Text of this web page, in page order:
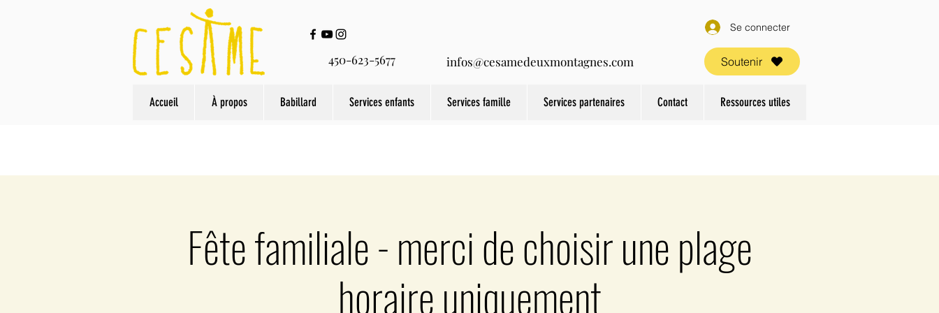
450-623-5677 infos@cesamedeuxmontagnes.com
Se connecter
Soutenir
Accueil À propos Babillard Services enfants Services famille Services partenaires Contact Ressources utiles
Fête familiale - merci de choisir une plage
horaire uniquement